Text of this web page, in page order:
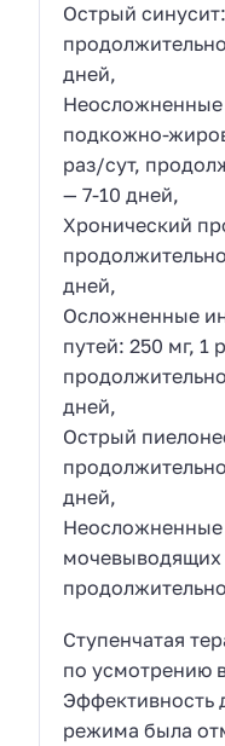
Острый
дней,
подкожно-
раз/сут,
— 7-10 дней,
Хронический
дней,
Осложненные
путей: 250 мг, 1
дней,
Острый
дней,
мочевыводящих
Ступенчатая
по усмотрению
Эффективность
режима была